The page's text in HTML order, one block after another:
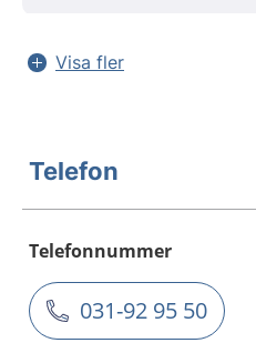
Visa fler
Telefon
Telefonnummer
031-92 95 50